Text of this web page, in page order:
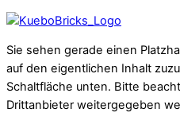
Sie sehen gerade einen
auf den eigentlichen Inhalt
Schaltfläche unten. Bitte
Drittanbieter weitergegeben